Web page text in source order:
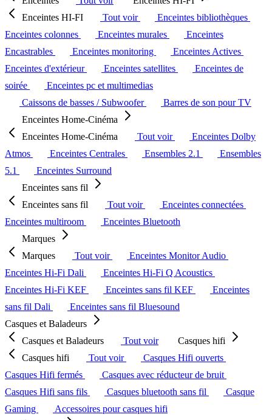
Enceintes HI-FI
Tout voir
Enceintes bibliothèques
Enceintes colonnes
Enceintes murales
Enceintes
Encastrables
Enceintes monitoring
Enceintes Actives
Enceintes d'extérieur
Enceintes satellites
Enceintes de
soirée
Enceintes pc et multimedias
Caissons de basses / Subwoofer
Barres de son pour TV
Enceintes Home-Cinéma
Enceintes Home-Cinéma
Tout voir
Enceintes Dolby
Atmos
Enceintes Centrales Ensembles 2.1
Ensembles
5.1
Enceintes Surround
Enceintes sans fil
Enceintes sans fil
Tout voir
Enceintes connectées
Enceintes multiroom
Enceintes Bluetooth
Marques
Marques
Tout voir
Enceintes Monitor Audio
Enceintes Hi-Fi Dali
Enceintes Hi-Fi Q Acoustics
Enceintes Hi-Fi KEF
Enceintes sans fil KEF
Enceintes
sans fil Dali
Enceintes sans fil Bluesound
Casques et Baladeurs
Casques et Baladeurs
Tout voir
Casques hifi
Casques hifi
Tout voir
Casques Hifi ouverts
Casques Hifi fermés
Casques avec réducteur de bruit
Casques Hifi sans fils
Casques bluetooth sans fil
Casque
Gaming
Accessoires pour casques hifi